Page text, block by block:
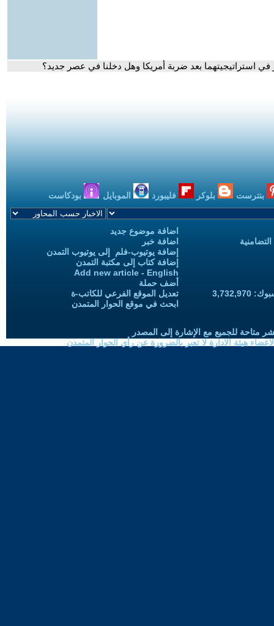
استراتيجيتهما بعد ضربة أمريكا وهل دخلنا في عصر جديد؟
بنترست بلوكر فليبورد الموبايل بودكاست
اضافة موضوع جديد
اضافة خبر
إضافة يوتيوب-فلم إلى يوتيوب التمدن
إضافة كتاب إلى مكتبة التمدن
Add new article - English
أضف حملة
تعديل الموقع الفرعي للكاتب-ة
ابحث في موقع الحوار المتمدن
متاحة للجميع مع الإشارة إلى المصدر
هيئة الادارة لا تعبر بالضرورة عن رأي الحوار المتمدن